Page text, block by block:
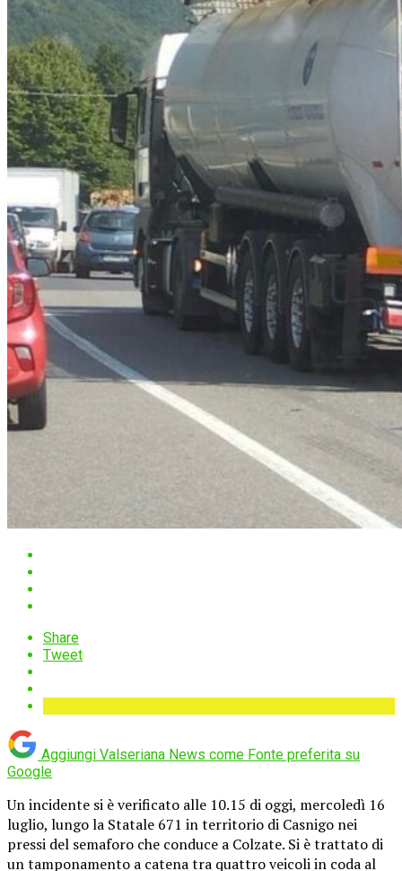
Share
Tweet
Aggiungi Valseriana News come Fonte preferita su
Google
Un incidente si è verificato alle 10.15 di oggi, mercoledì 16
luglio, lungo la Statale 671 in territorio di Casnigo nei
pressi del semaforo che conduce a Colzate. Si è trattato di
un tamponamento a catena tra quattro veicoli in coda al